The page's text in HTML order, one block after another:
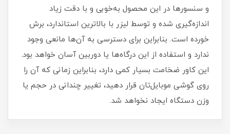
و سنسورها در این محصول به‌خوبی و با دقت زیاد
اندازه‌گیری شده و توسط لیزر با بالاترین استاندارد، برش
خورده است‏.‏ بنابراین برای دسترسی به آن‌ها مانعی وجود
ندارد و استفاده از این درگاه‌ها یا دوربین آسان خواهد بود‏.‏
این کاور ضخامت بسیار کمی دارد، بنابراین زمانی که آن را
روی گوشی موبایل‌تان قرار دهید، تغییر چندانی در حجم یا
وزن دستگاه ایجاد نخواهد شد‏.‏